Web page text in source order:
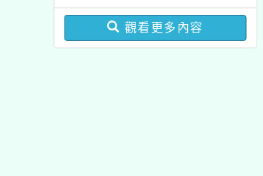
局辦理「115年度教師專
業成長研習實施計畫－夢
觀看更多內容